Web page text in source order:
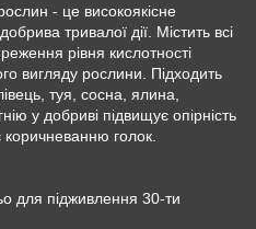
- це високоякісне
тривалої дії. Містить всі
рівня кислотності
вигляду рослини. Підходить
туя, сосна, ялина,
у добриві підвищує опірність
коричневанню голок.
для підживлення 30-ти